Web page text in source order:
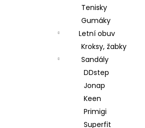
Tenisky
Gumáky
Letní obuv
Kroksy, žabky
Sandály
DDstep
Jonap
Keen
Primigi
Superfit